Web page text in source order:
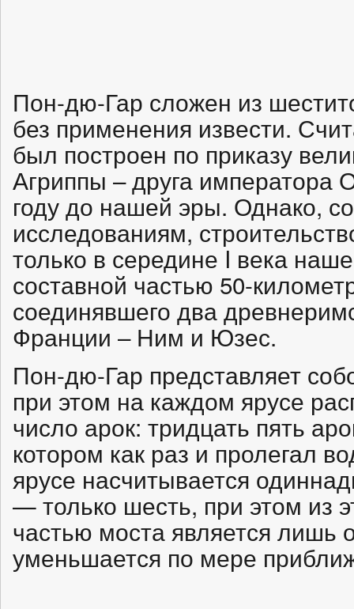
Пон-дю-Гар сложен из
без применения извести.
был построен по приказу
Агриппы – друга императора
году до нашей эры. Однако,
исследованиям,
только в середине I века
составной частью 50-
соединявшего два
Франции – Ним и Юзес.
Пон-дю-Гар представляет
при этом на каждом ярусе
число арок: тридцать пять
котором как раз и пролегал
ярусе насчитывается
— только шесть, при этом из
частью моста является лишь
уменьшается по мере